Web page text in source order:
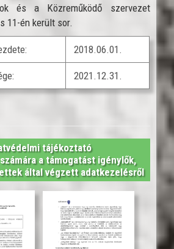
és a Közreműködő szervezet
11-én került sor.
2018.06.01.
2021.12.31.
tájékoztató
a támogatást igénylők,
által végzett adatkezelésről